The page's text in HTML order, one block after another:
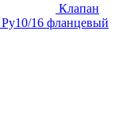
Клапан
16 фланцевый